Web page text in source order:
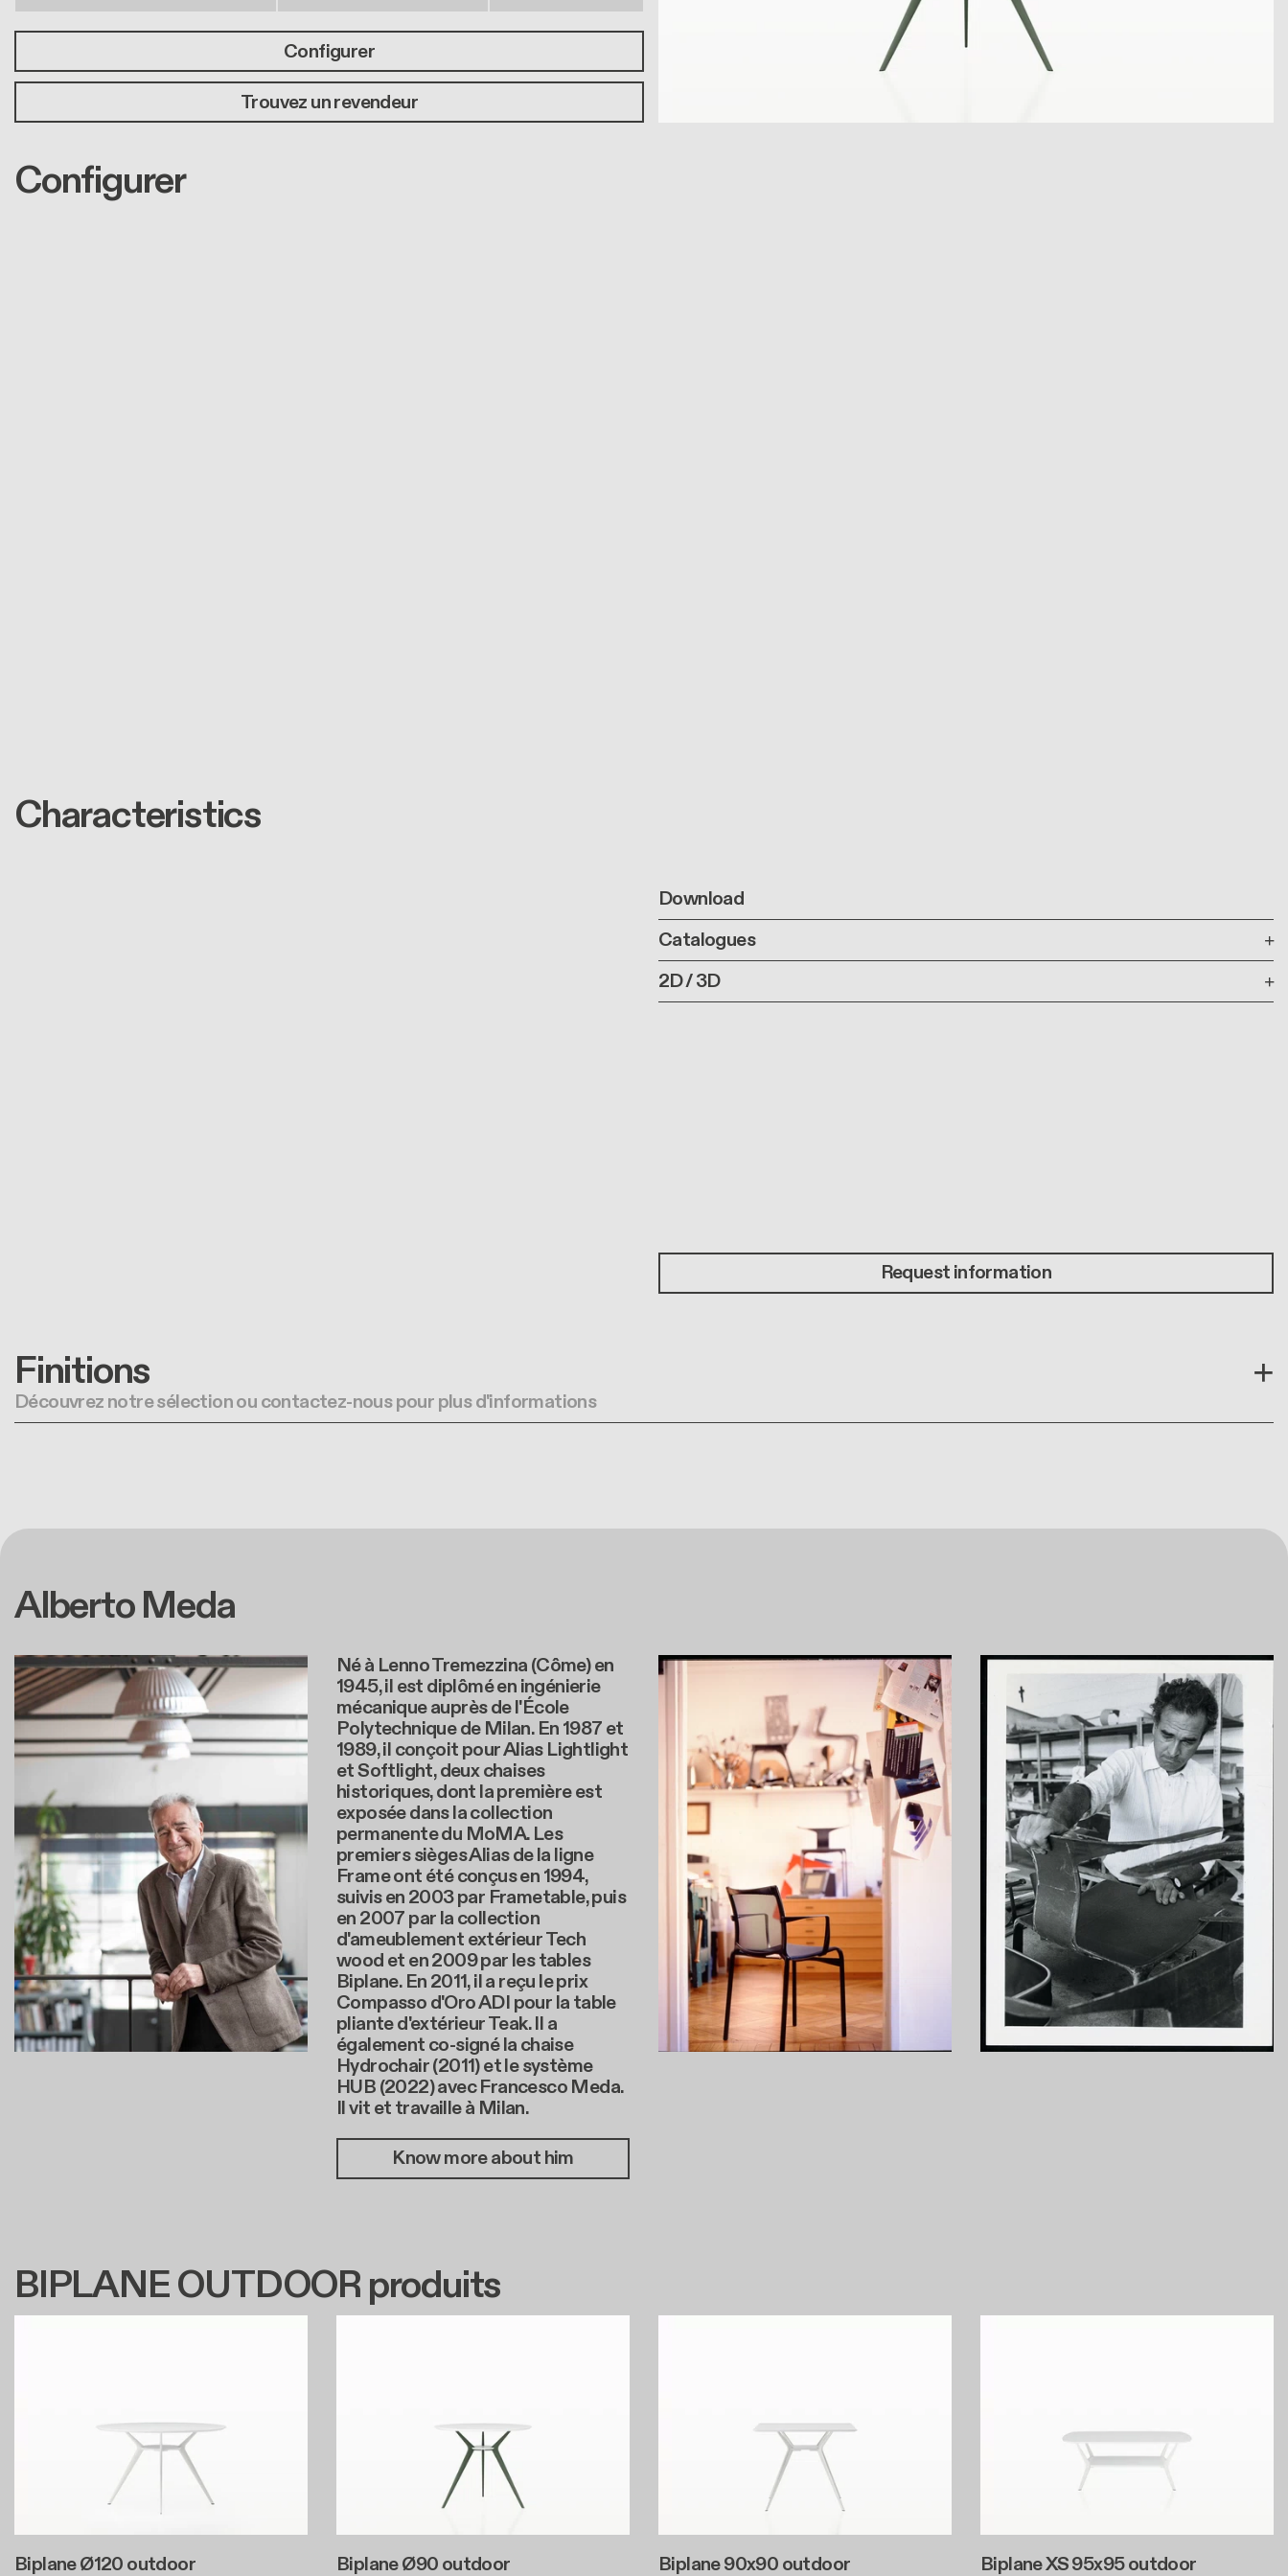
Configurer
Trouvez un revendeur
Configurer
Characteristics
Download
Catalogues
2D / 3D
Request information
Finitions
Découvrez notre sélection ou contactez-nous pour plus d'informations
Alberto Meda
Né à Lenno Tremezzina (Côme) en
1945, il est diplômé en ingénierie
mécanique auprès de l'École
Polytechnique de Milan. En 1987 et
1989, il conçoit pour Alias Lightlight
et Softlight, deux chaises
historiques, dont la première est
exposée dans la collection
permanente du MoMA. Les
premiers sièges Alias de la ligne
Frame ont été conçus en 1994,
suivis en 2003 par Frametable, puis
en 2007 par la collection
d'ameublement extérieur Tech
wood et en 2009 par les tables
Biplane. En 2011, il a reçu le prix
Compasso d'Oro ADI pour la table
pliante d'extérieur Teak. Il a
également co-signé la chaise
Hydrochair (2011) et le système
HUB (2022) avec Francesco Meda.
Il vit et travaille à Milan.
Know more about him
BIPLANE OUTDOOR produits
Biplane Ø120 outdoor Biplane Ø90 outdoor Biplane 90x90 outdoor Biplane XS 95x95 outdoor